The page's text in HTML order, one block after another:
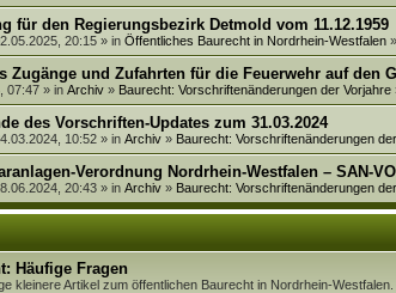
für den Regierungsbezirk Detmold vom 11.12.1959
20:15 » in Öffentliches Baurecht in Nordrhein-Westfalen »
Zugänge und Zufahrten für die Feuerwehr auf den
07:47 » in Archiv » Baurecht: Vorschriftenänderungen der Vorjahre
des Vorschriften-Updates zum 31.03.2024
10:52 » in Archiv » Baurecht: Vorschriftenänderungen
Verordnung Nordrhein-Westfalen – SAN-
20:43 » in Archiv » Baurecht: Vorschriftenänderungen
Häufige Fragen
kleinere Artikel zum öffentlichen Baurecht in Nordrhein-Westfalen.